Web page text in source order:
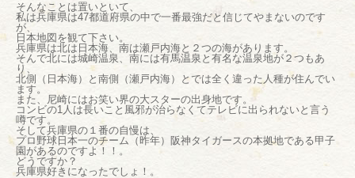
そんなことは置いといて、
私は兵庫県は47都道府県の中で一番最強だと信じてやまないのです
が、
日本地図を観て下さい。
兵庫県は北は日本海、南は瀬戸内海と２つの海があります。
そんで北には城崎温泉、南には有馬温泉と有名な温泉地が２つもあ
り、
北側（日本海）と南側（瀬戸内海）とでは全く違った人種が住んでい
ます。
また、尼崎にはお笑い界の大スターの出身地です。
コンビの1人は長いこと風邪が治らなくてテレビに出られないと言う
噂です。
そして兵庫県の１番の自慢は、
プロ野球日本一のチーム（昨年）阪神タイガースの本拠地である甲子
園があるのですよ！！。
どうですか？
兵庫県好きになったでしょ！。